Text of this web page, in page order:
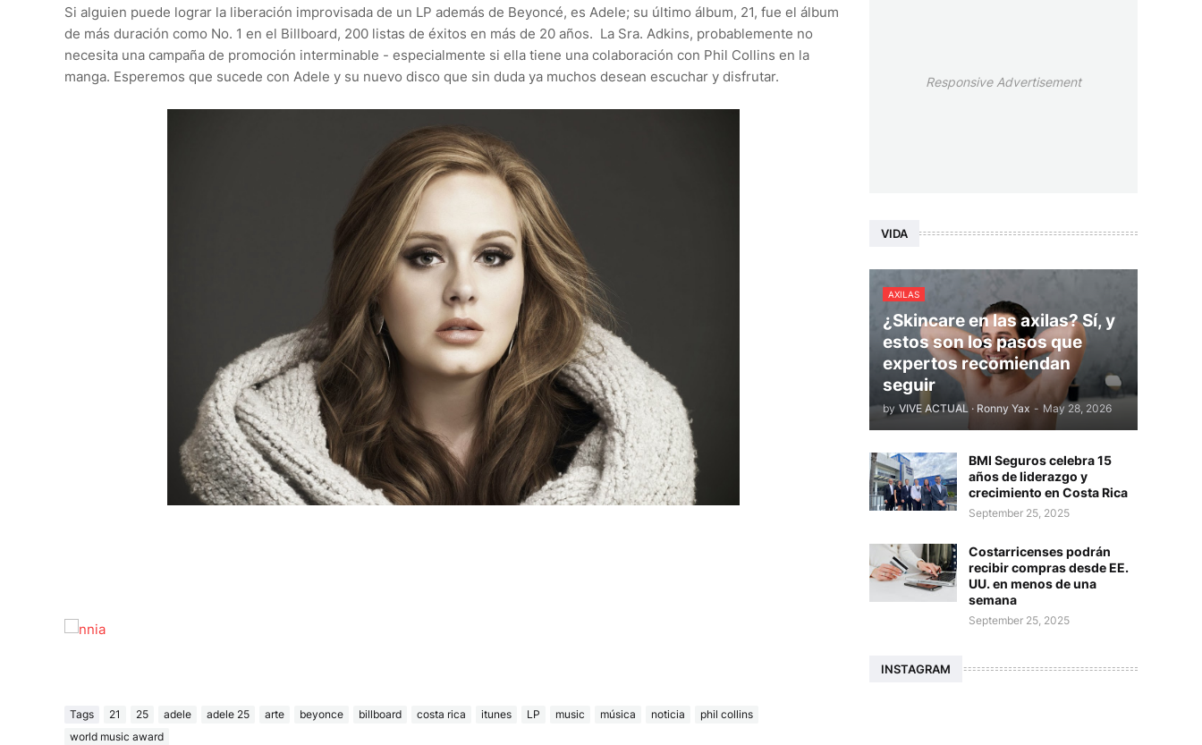
Si alguien puede lograr la liberación improvisada de un LP además de Beyoncé, es Adele; su último álbum, 21, fue el álbum
de más duración como No. 1 en el Billboard, 200 listas de éxitos en más de 20 años. La Sra. Adkins, probablemente no
necesita una campaña de promoción interminable - especialmente si ella tiene una colaboración con Phil Collins en la
manga. Esperemos que sucede con Adele y su nuevo disco que sin duda ya muchos desean escuchar y disfrutar.
Tags 21 25 adele adele 25 arte beyonce billboard costa rica itunes LP music música noticia
phil collins
world music award
Responsive Advertisement
VIDA
AXILAS
¿Skincare en las axilas? Sí, y
estos son los pasos que
expertos recomiendan
seguir
by VIVE ACTUAL · Ronny Yax - May 28, 2026
BMI Seguros celebra 15
años de liderazgo y
crecimiento en Costa Rica
September 25, 2025
Costarricenses podrán
recibir compras desde EE.
UU. en menos de una
semana
September 25, 2025
INSTAGRAM